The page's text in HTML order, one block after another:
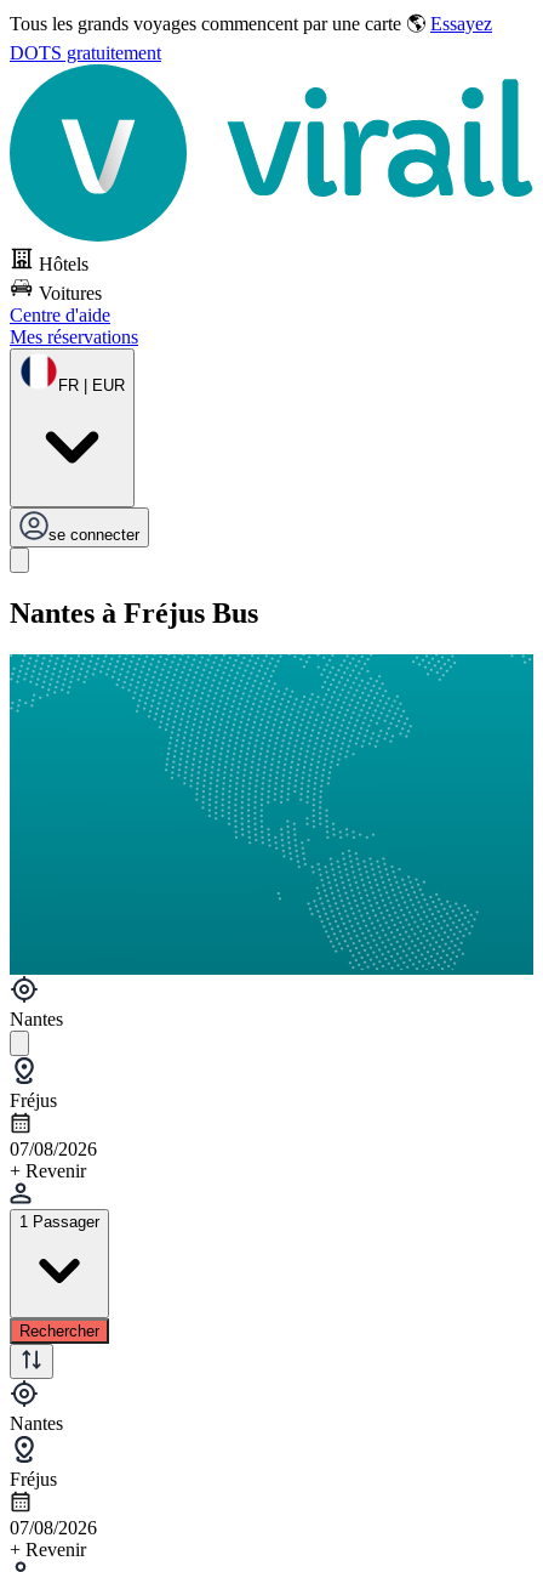
Tous les grands voyages commencent par une carte 🌎 Essayez
DOTS gratuitement
Hôtels
Voitures
Centre d'aide
Mes réservations
FR | EUR
se connecter
Nantes à Fréjus Bus
Nantes
Fréjus
07/08/2026
+ Revenir
1 Passager
Rechercher
Nantes
Fréjus
07/08/2026
+ Revenir